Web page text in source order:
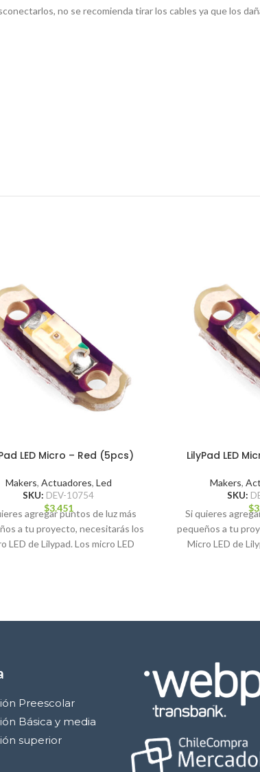
no se recomienda tirar los cables ya que los
LED Micro – Red (5pcs)
Makers, Actuadores, Led
SKU: DEV-10754
$3.451
agregar puntos de luz más
a tu proyecto, necesitarás los
LED de Lilypad. Los micro LED
LilyPad LED
Makers,
SKU:
$
Si quieres
pequeños a tu
Micro LED de
Preescolar
Básica y media
superior